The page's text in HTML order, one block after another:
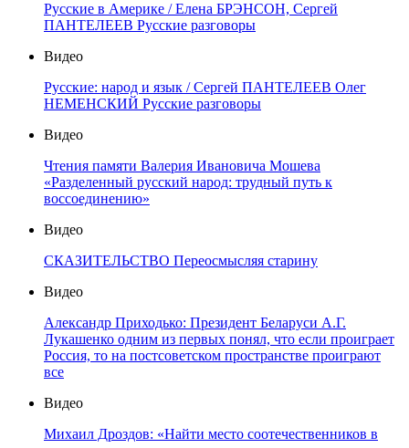
Русские в Америке / Елена БРЭНСОН, Сергей
ПАНТЕЛЕЕВ Русские разговоры
Видео
Русские: народ и язык / Сергей ПАНТЕЛЕЕВ Олег
НЕМЕНСКИЙ Русские разговоры
Видео
Чтения памяти Валерия Ивановича Мошева
«Разделенный русский народ: трудный путь к
воссоединению»
Видео
СКАЗИТЕЛЬСТВО Переосмысляя старину
Видео
Александр Приходько: Президент Беларуси А.Г.
Лукашенко одним из первых понял, что если проиграет
Россия, то на постсоветском пространстве проиграют
все
Видео
Михаил Дроздов: «Найти место соотечественников в